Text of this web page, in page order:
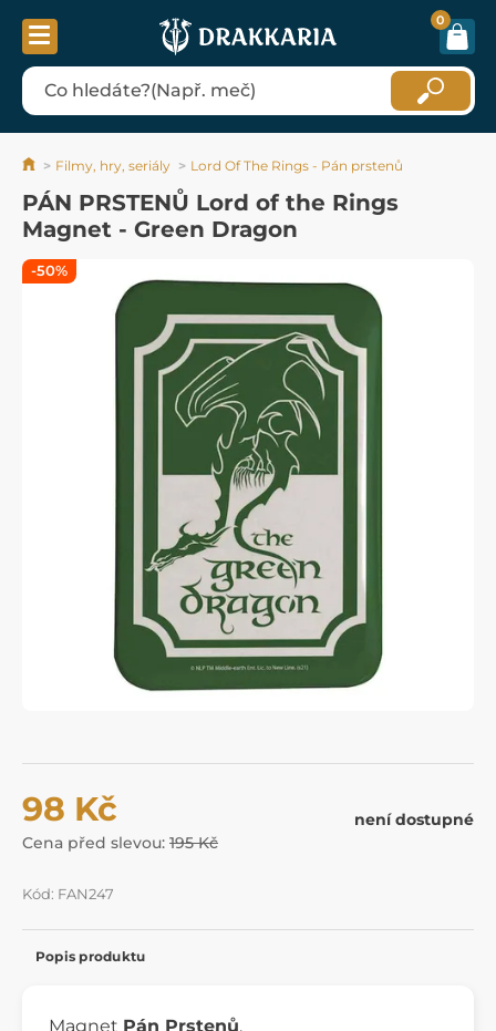
0
Filmy, hry, seriály Lord Of The Rings - Pán prstenů
PÁN PRSTENŮ Lord of the Rings
Magnet - Green Dragon
98 Kč
Cena před slevou: 195 Kč
není dostupné
Kód: FAN247
-50%
Popis produktu
Magnet Pán Prstenů.